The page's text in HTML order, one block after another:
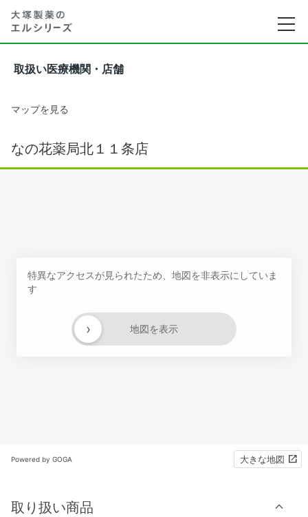
取扱い医療機関・店舗
マップを見る
なの花薬局北１１条店
特異なアクセスが見られたため、地図を非表示にしていま
す
地図を表示
›
Powered by GOGA 大きな地図
取り扱い商品